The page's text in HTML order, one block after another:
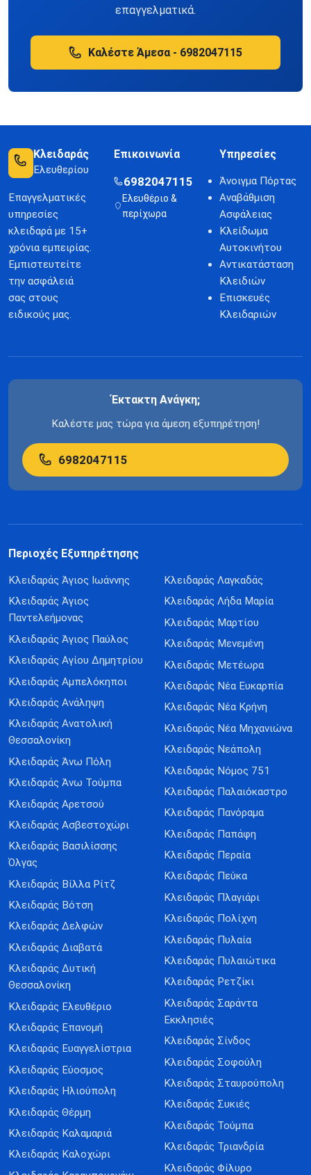
επαγγελματικά.
Καλέστε Άμεσα - 6982047115
Κλειδαράς
Ελευθερίου
Επαγγελματικές
υπηρεσίες
κλειδαρά με 15+
χρόνια εμπειρίας.
Εμπιστευτείτε
την ασφάλειά
σας στους
ειδικούς μας.
Επικοινωνία
6982047115
Ελευθέριο &
περίχωρα
Υπηρεσίες
Άνοιγμα Πόρτας
Αναβάθμιση
Ασφάλειας
Κλείδωμα
Αυτοκινήτου
Αντικατάσταση
Κλειδιών
Επισκευές
Κλειδαριών
Έκτακτη Ανάγκη;
Καλέστε μας τώρα για άμεση εξυπηρέτηση!
6982047115
Περιοχές Εξυπηρέτησης
Κλειδαράς Άγιος Ιωάννης
Κλειδαράς Άγιος
Παντελεήμονας
Κλειδαράς Άγιος Παύλος
Κλειδαράς Αγίου Δημητρίου
Κλειδαράς Αμπελόκηποι
Κλειδαράς Ανάληψη
Κλειδαράς Ανατολική
Θεσσαλονίκη
Κλειδαράς Άνω Πόλη
Κλειδαράς Άνω Τούμπα
Κλειδαράς Αρετσού
Κλειδαράς Ασβεστοχώρι
Κλειδαράς Βασιλίσσης
Όλγας
Κλειδαράς Βίλλα Ρίτζ
Κλειδαράς Βότση
Κλειδαράς Δελφών
Κλειδαράς Διαβατά
Κλειδαράς Δυτική
Θεσσαλονίκη
Κλειδαράς Ελευθέριο
Κλειδαράς Επανομή
Κλειδαράς Ευαγγελίστρια
Κλειδαράς Εύοσμος
Κλειδαράς Ηλιούπολη
Κλειδαράς Θέρμη
Κλειδαράς Καλαμαριά
Κλειδαράς Καλοχώρι
Κλειδαράς Λαγκαδάς
Κλειδαράς Λήδα Μαρία
Κλειδαράς Μαρτίου
Κλειδαράς Μενεμένη
Κλειδαράς Μετέωρα
Κλειδαράς Νέα Ευκαρπία
Κλειδαράς Νέα Κρήνη
Κλειδαράς Νέα Μηχανιώνα
Κλειδαράς Νεάπολη
Κλειδαράς Νόμος 751
Κλειδαράς Παλαιόκαστρο
Κλειδαράς Πανόραμα
Κλειδαράς Παπάφη
Κλειδαράς Περαία
Κλειδαράς Πεύκα
Κλειδαράς Πλαγιάρι
Κλειδαράς Πολίχνη
Κλειδαράς Πυλαία
Κλειδαράς Πυλαιώτικα
Κλειδαράς Ρετζίκι
Κλειδαράς Σαράντα
Εκκλησιές
Κλειδαράς Σίνδος
Κλειδαράς Σοφούλη
Κλειδαράς Σταυρούπολη
Κλειδαράς Συκιές
Κλειδαράς Τούμπα
Κλειδαράς Τριανδρία
Κλειδαράς Φίλυρο